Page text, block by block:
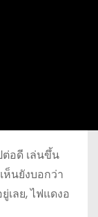
อดี เล่นขึ้น
ห็นยังบอกว่า
เลย, ไฟแดงอ